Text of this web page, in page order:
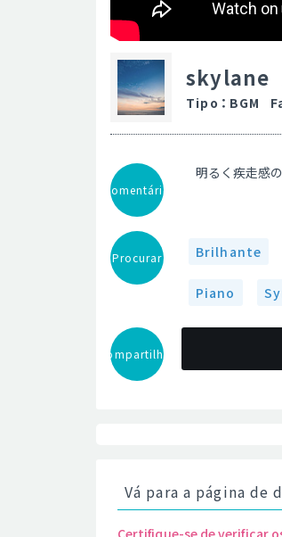
skylane
Tipo ： BGM
Comentário
明るく疾走感
Procurar Brilhante
Piano
Compartilhar
Vá para a página de
Certifique-se de verificar